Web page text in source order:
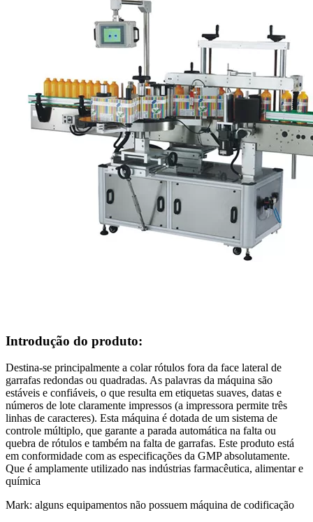
Introdução do produto:
Destina-se principalmente a colar rótulos fora da face lateral de
garrafas redondas ou quadradas. As palavras da máquina são
estáveis e confiáveis, o que resulta em etiquetas suaves, datas e
números de lote claramente impressos (a impressora permite três
linhas de caracteres). Esta máquina é dotada de um sistema de
controle múltiplo, que garante a parada automática na falta ou
quebra de rótulos e também na falta de garrafas. Este produto está
em conformidade com as especificações da GMP absolutamente.
Que é amplamente utilizado nas indústrias farmacêutica, alimentar e
química
Mark: alguns equipamentos não possuem máquina de codificação